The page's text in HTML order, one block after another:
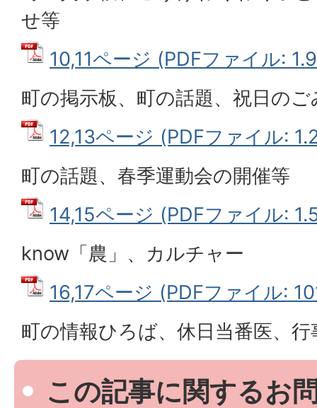
せ等
10,11ページ (PDFファイル:
町の掲示板、町の話題、祝日の
12,13ページ (PDFファイル:
町の話題、春季運動会の開催等
14,15ページ (PDFファイル:
know「農」、カルチャー
16,17ページ (PDFファイル:
町の情報ひろば、休日当番医、行
この記事に関するお